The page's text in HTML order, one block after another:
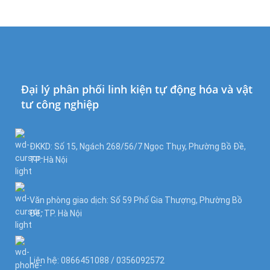
Đại lý phân phối linh kiện tự động hóa và vật
tư công nghiệp
ĐKKD: Số 15, Ngách 268/56/7 Ngọc Thụy, Phường Bồ Đề,
TP. Hà Nội
Văn phòng giao dịch: Số 59 Phố Gia Thượng, Phường Bồ
Đề, TP. Hà Nội
Liên hệ: 0866451088 / 0356092572